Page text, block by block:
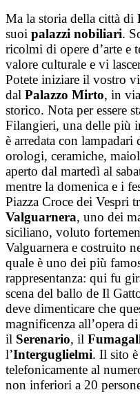
Ma la storia della città di
suoi palazzi nobiliari.
ricolmi di opere d’arte e
valore culturale e vi
Potete iniziare il vostro
dal Palazzo Mirto, in
storico. Nota per essere
Filangieri, una delle più
è arredata con
orologi, ceramiche,
aperto dal martedì al
mentre la domenica e i
Piazza Croce dei Vespri
Valguarnera, uno dei
siciliano, voluto
Valguarnera e costruito
quale è uno dei più
rappresentanza: qui fu
scena del ballo de Il
deve dimenticare che
magnificenza all’opera
il Serenario, il
l’Interguglielmi. Il sito
telefonicamente al
non inferiori a 20